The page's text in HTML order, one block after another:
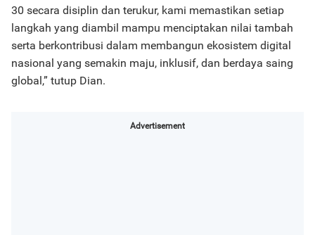
30 secara disiplin dan terukur, kami memastikan setiap
langkah yang diambil mampu menciptakan nilai tambah
serta berkontribusi dalam membangun ekosistem digital
nasional yang semakin maju, inklusif, dan berdaya saing
global,” tutup Dian.
Advertisement